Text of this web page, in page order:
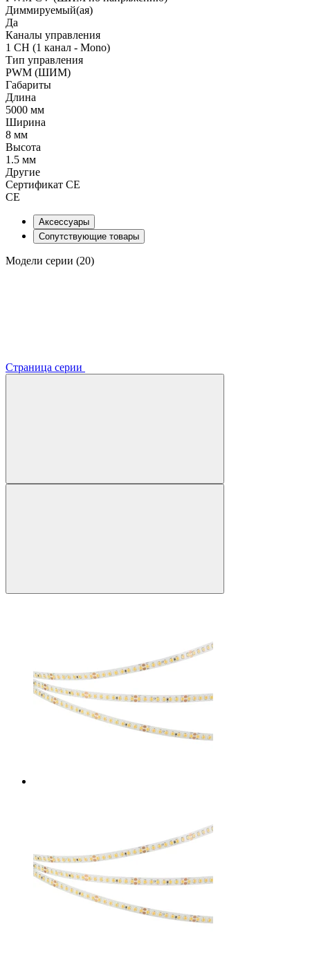
Диммируемый(ая)
Да
Каналы управления
1 CH (1 канал - Mono)
Тип управления
PWM (ШИМ)
Габариты
Длина
5000 мм
Ширина
8 мм
Высота
1.5 мм
Другие
Сертификат CE
CE
Аксессуары
Сопутствующие товары
Модели серии (20)
Страница серии